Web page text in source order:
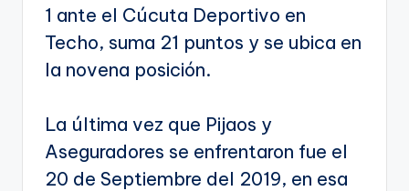
1 ante el Cúcuta Deportivo en
Techo, suma 21 puntos y se ubica en
la novena posición.
La última vez que Pijaos y
Aseguradores se enfrentaron fue el
20 de Septiembre del 2019, en esa